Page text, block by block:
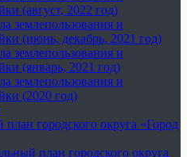
(август, 2022 год)
землепользования и
(июнь, декабрь, 2021 год)
землепользования и
(январь, 2021 год)
землепользования и
(2020 год)
план городского округа «Город
план городского округа